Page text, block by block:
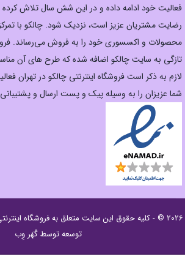
فعالیت خود ادامه داده و در این شش سال تلاش
رضایت مشتریان عزیز است، نزدیک شود. چالکو با
محصولات و اکسسوری خود را به فروش می‌رساند.
تازگی به سایت چالکو اضافه شده که طرح های آن
لازم به ذکر است فروشگاه اینترنتی چالکو در تهران
شما عزیزان را به وسیله پیک و پست ارسال و
2026 © - کلیه حقوق این سایت متعلق به فروشگاه
توسعه توسطگَهَر وِب